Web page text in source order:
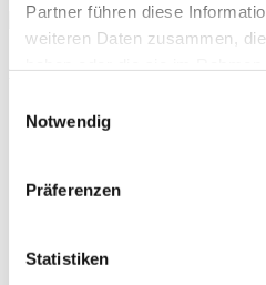
Partner führen diese
weiteren Daten zusammen,
Notwendig
Präferenzen
Statistiken
Anspruch auf ein
Rechtsanwaltsgebühren
Kosten für Medikamente
Verdienst- & Nutzungsausfall